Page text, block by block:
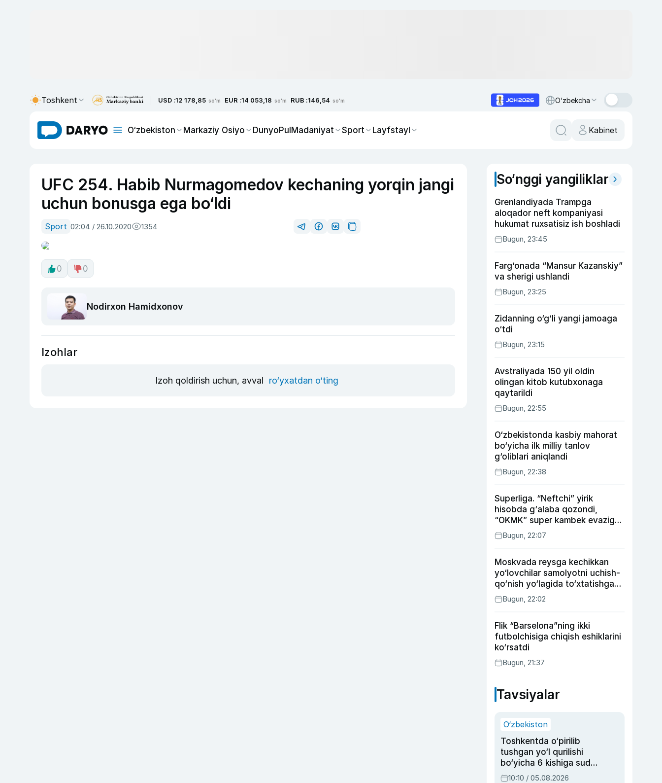
Toshkent USD :12 178,85 so'm EUR :14 053,18 so'm RUB :146,54 so'm O‘zbekcha
O‘zbekiston Markaziy Osiyo DunyoPulMadaniyat Sport Layfstayl Kabinet
UFC 254. Habib Nurmagomedov kechaning yorqin jangi
uchun bonusga ega bo‘ldi
Sport 02:04 / 26.10.2020 1354
0 0
Nodirxon Hamidxonov
Izohlar
Izoh qoldirish uchun, avval ro‘yxatdan o‘ting
So‘nggi yangiliklar
Grenlandiyada Trampga
aloqador neft kompaniyasi
hukumat ruxsatisiz ish boshladi
Bugun, 23:45
Farg‘onada “Mansur Kazanskiy”
va sherigi ushlandi
Bugun, 23:25
Zidanning o‘g‘li yangi jamoaga
o‘tdi
Bugun, 23:15
Avstraliyada 150 yil oldin
olingan kitob kutubxonaga
qaytarildi
Bugun, 22:55
O‘zbekistonda kasbiy mahorat
bo‘yicha ilk milliy tanlov
g‘oliblari aniqlandi
Bugun, 22:38
Superliga. “Neftchi” yirik
hisobda g‘alaba qozondi,
“OKMK” super kambek evaziga
“Bunyodkor”dan ustun keldi,
“Nasaf” durang qayd etdi
Bugun, 22:07
Moskvada reysga kechikkan
yo‘lovchilar samolyotni uchish-
qo‘nish yo‘lagida to‘xtatishga
urindi (video)
Bugun, 22:02
Flik “Barselona”ning ikki
futbolchisiga chiqish eshiklarini
ko‘rsatdi
Bugun, 21:37
Tavsiyalar
O‘zbekiston
Toshkentda o‘pirilib
tushgan yo‘l qurilishi
bo‘yicha 6 kishiga sud
hukmi o‘qildi
10:10 / 05.08.2026